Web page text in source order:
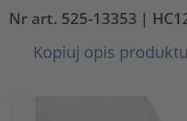
Nr art. 525-13353 |
Kopiuj opis produktu